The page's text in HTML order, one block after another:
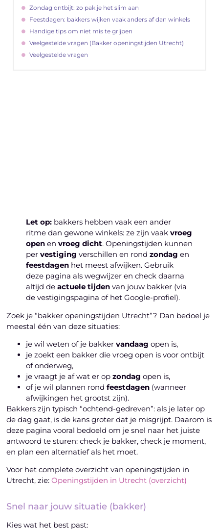
Let op: bakkers hebben vaak een ander
ritme dan gewone winkels: ze zijn vaakvroeg
open envroeg dicht. Openingstijden kunnen
pervestiging verschillen en rondzondag en
feestdagen het meest afwijken. Gebruik
deze pagina als wegwijzer en check daarna
altijd deactuele tijden van jouw bakker (via
de vestigingspagina of het Google-profiel).
Zoek je “bakker openingstijden Utrecht”? Dan bedoel je
meestal één van deze situaties:
je wil weten of je bakkervandaag open is,
je zoekt een bakker die vroeg open is voor ontbijt
of onderweg,
je vraagt je af wat er opzondag open is,
of je wil plannen rondfeestdagen (wanneer
afwijkingen het grootst zijn).
Bakkers zijn typisch “ochtend-gedreven”: als je later op
de dag gaat, is de kans groter dat je misgrijpt. Daarom is
deze pagina vooral bedoeld om je snel naar het juiste
antwoord te sturen: check je bakker, check je moment,
en plan een alternatief als het moet.
Voor het complete overzicht van openingstijden in
Utrecht, zie:Openingstijden in Utrecht (overzicht)
Snel naar jouw situatie (bakker)
Kies wat het best past:
Zondag ontbijt: zo pak je het slim aan
Feestdagen: bakkers wijken vaak anders af dan winkels
Handige tips om niet mis te grijpen
Veelgestelde vragen (Bakker openingstijden Utrecht)
Veelgestelde vragen